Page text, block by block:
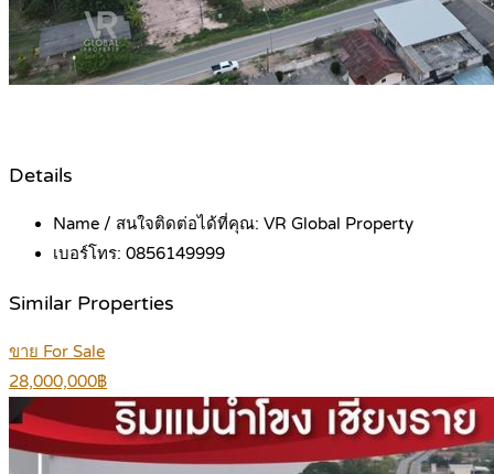
Details
Name / สนใจติดต่อได้ที่คุณ: VR Global Property
เบอร์โทร: 0856149999
Similar Properties
ขาย For Sale
28,000,000฿